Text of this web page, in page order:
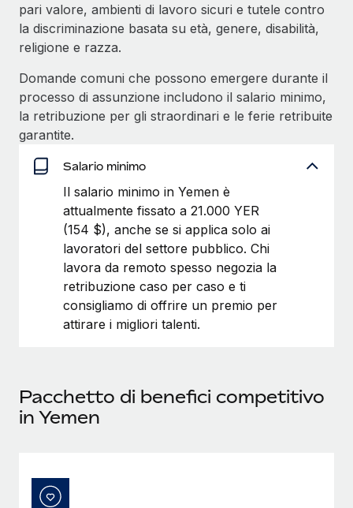
pari valore, ambienti di lavoro sicuri e tutele contro
la discriminazione basata su età, genere, disabilità,
religione e razza.
Domande comuni che possono emergere durante il
processo di assunzione includono il salario minimo,
la retribuzione per gli straordinari e le ferie retribuite
garantite.
Salario minimo
Il salario minimo in Yemen è
attualmente fissato a 21.000 YER
(154 $), anche se si applica solo ai
lavoratori del settore pubblico. Chi
lavora da remoto spesso negozia la
retribuzione caso per caso e ti
consigliamo di offrire un premio per
attirare i migliori talenti.
Pacchetto di benefici competitivo
in Yemen